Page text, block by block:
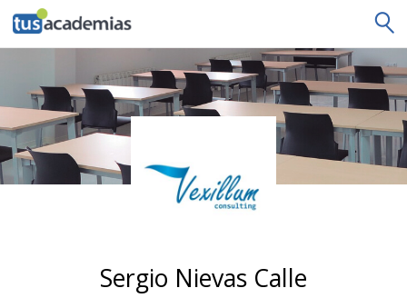
tusacademias
Sergio Nievas Calle